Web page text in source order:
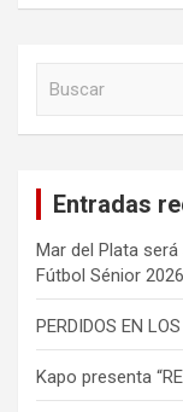
Entradas
Mar del Plata
Fútbol Sénior 2026
PERDIDOS EN
Kapo presenta